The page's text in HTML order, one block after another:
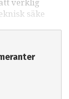
verklig
säke